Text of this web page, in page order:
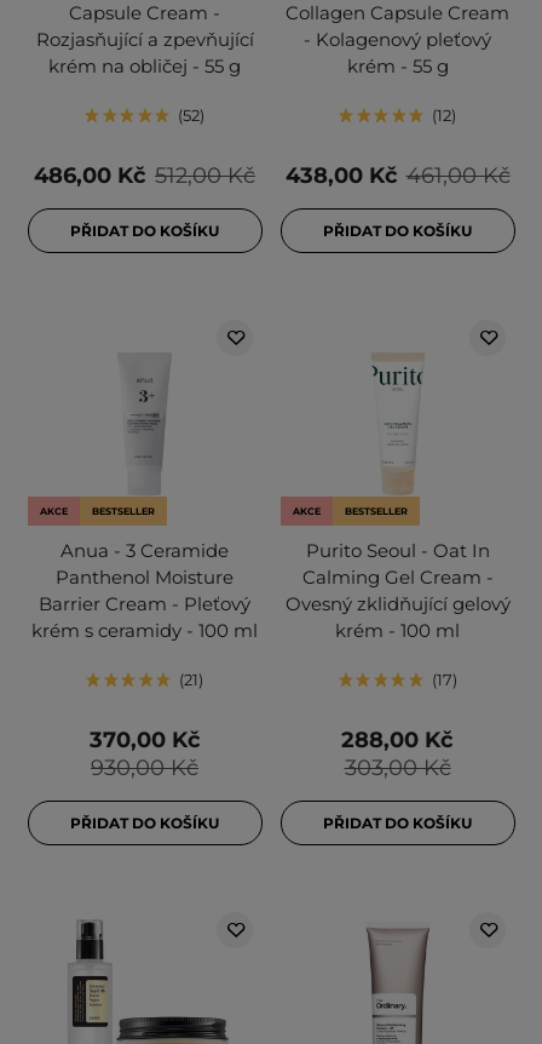
Capsule Cream -
Rozjasňující a zpevňující
krém na obličej - 55 g
52
512,00 Kč
486,00 Kč
PŘIDAT DO KOŠÍKU
Collagen Capsule Cream
- Kolagenový pleťový
krém - 55 g
12
461,00 Kč
438,00 Kč
PŘIDAT DO KOŠÍKU
AKCE BESTSELLER
Anua - 3 Ceramide
Panthenol Moisture
Barrier Cream - Pleťový
krém s ceramidy - 100 ml
21
930,00 Kč
370,00 Kč
PŘIDAT DO KOŠÍKU
AKCE BESTSELLER
Purito Seoul - Oat In
Calming Gel Cream -
Ovesný zklidňující gelový
krém - 100 ml
17
303,00 Kč
288,00 Kč
PŘIDAT DO KOŠÍKU